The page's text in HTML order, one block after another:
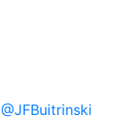
@JFBuitrinski